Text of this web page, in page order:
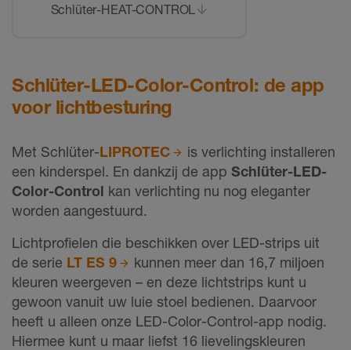
Schlüter-HEAT-CONTROL
Schlüter-LED-Color-Control: de app
voor lichtbesturing
Met Schlüter-LIPROTEC
is verlichting installeren
een kinderspel. En dankzij de app Schlüter-LED-
Color-Control kan verlichting nu nog eleganter
worden aangestuurd.
Lichtprofielen die beschikken over LED-strips uit
de serie LT ES 9
kunnen meer dan 16,7 miljoen
kleuren weergeven – en deze lichtstrips kunt u
gewoon vanuit uw luie stoel bedienen. Daarvoor
heeft u alleen onze LED-Color-Control-app nodig.
Hiermee kunt u maar liefst 16 lievelingskleuren